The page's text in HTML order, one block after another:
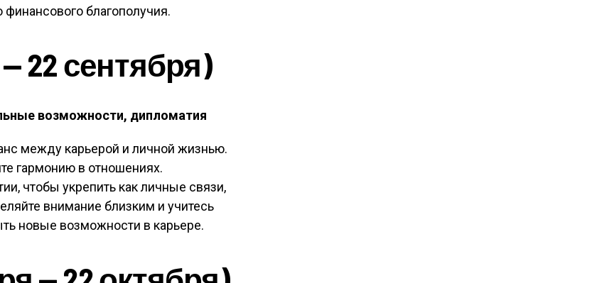
благополучия.
22 сентября)
возможности, дипломатия
между карьерой и личной жизнью.
гармонию в отношениях.
чтобы укрепить как личные связи,
внимание близким и учитесь
новые возможности в карьере.